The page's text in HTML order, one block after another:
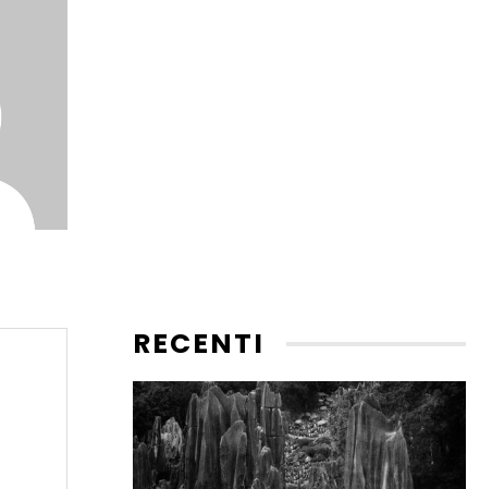
RECENTI